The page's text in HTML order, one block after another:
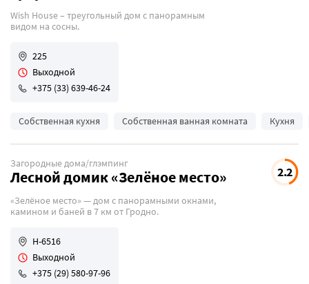
Wish House – треугольный дом с панорамным
видом на сосны.
225
Выходной
+375 (33) 639-46-24
Собственная кухня Собственная ванная комната Кухня
2.2
Загородные дома/глэмпинг
Лесной домик «Зелёное место»
«Зелёное место» — дом с панорамными окнами,
камином и баней в 7 км от Гродно.
Н-6516
Выходной
+375 (29) 580-97-96